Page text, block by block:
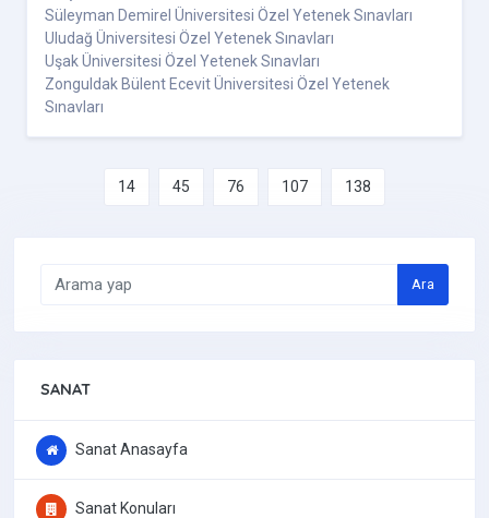
Süleyman Demirel Üniversitesi Özel Yetenek Sınavları
Uludağ Üniversitesi Özel Yetenek Sınavları
Uşak Üniversitesi Özel Yetenek Sınavları
Zonguldak Bülent Ecevit Üniversitesi Özel Yetenek
Sınavları
14 45 76 107 138
Ara
SANAT
Sanat Anasayfa
Sanat Konuları